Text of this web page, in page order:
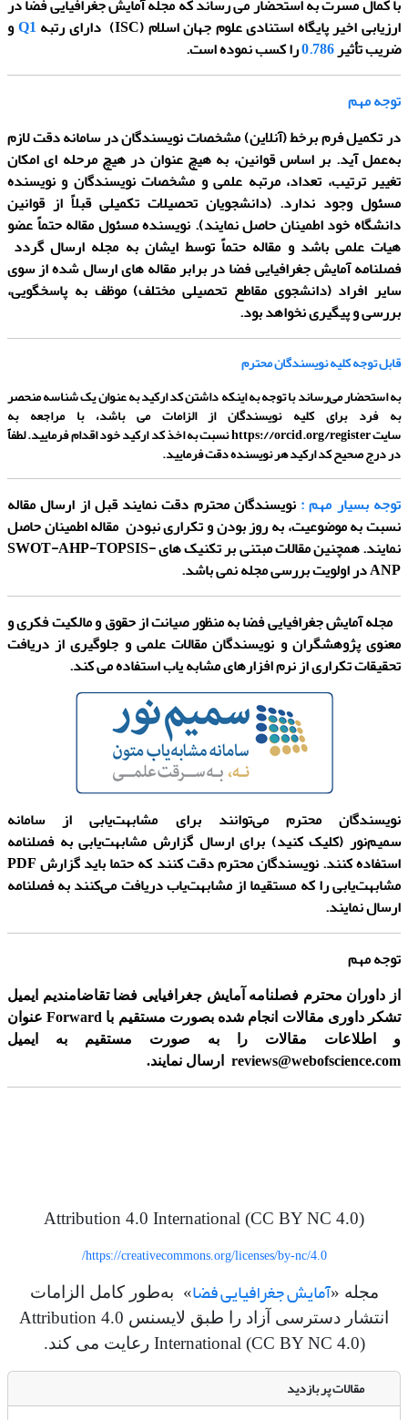
ارزیابی اخیر پایگاه استنادی علوم جهان اسلام (ISC) دارای رتبه
Q1و
ضریب تأثیر0.786را کسب نموده است.
توجه مهم
در تکمیل فرم برخط(آنلاین)مشخصات نویسندگان در سامانه دقت لازم
به‌عمل آید. بر اساس قوانین، به هیچ عنوان در هیچ مرحله ای امکان
تغییر ترتیب، تعداد، مرتبه علمی و مشخصات نویسندگان و نویسنده
مسئول وجود ندارد. (دانشجویان تحصیلات تکمیلی قبلاً از قوانین
دانشگاه خود اطمینان حاصل نمایند). نویسنده مسئول مقاله حتماً عضو
هیات علمی باشد و مقاله حتماً توسط ایشان به مجله ارسال گردد
فصلنامه آمایش جغرافیایی فضا در برابر مقاله های ارسال شده از سوی
سایر افراد (دانشجوی مقاطع تحصیلی مختلف) موظف به پاسخگویی،
بررسی و پیگیری نخواهد بود.
قابل توجه کلیه نویسندگان محترم
به استحضار می‌رساند با توجه به اینکه داشتن کد ارکید به عنوان یک شناسه منحصر
به فرد برای کلیه نویسندگان از الزامات می باشد، با مراجعه به
سایتhttps://orcid.org/register نسبت به اخذ کد ارکید خود اقدام فرمایید. لطفاً
در درج صحیح کد ارکید هر نویسنده دقت فرمایید.
توجه بسیار مهم : نویسندگان محترم دقت نمایند قبل از ارسال مقاله
نسبت به موضوعیت، به روز بودن و تکراری نبودن مقاله اطمینان حاصل
نمایند. همچنین مقالات مبتنی بر تکنیک­ های SWOT-AHP-TOPSIS-
ANP در اولویت بررسی مجله نمی باشد.
مجله آمایش جغرافیایی فضا به منظور صیانت از حقوق و مالکیت فکری و
معنوی پژوهشگران و نویسندگان مقالات علمی و جلوگیری از دریافت
تحقیقات تکراری از نرم افزارهای مشابه یاب استفاده می کند.
نویسندگان محترم می‌توانند برای مشابهت‌یابی از سامانه
سمیم‌نور (کلیک کنید) برای ارسال گزارش مشابهت‌یابی به فصلنامه
استفاده کنند. نویسندگان محترم دقت کنند که حتما باید گزارش PDF
مشابهت‌یابی را که مستقیما از مشابهت‌یاب دریافت می‌‌کنند به فصلنامه
ارسال نمایند.
توجه مهم
از داوران محترم فصلنامه آمایش جغرافیایی فضا تقاضامندیم ایمیل
تشکر داوری مقالات انجام شده بصورت مستقیم با Forward عنوان
و اطلاعات مقالات را به صورت مستقیم به ایمیل
reviews@webofscience.com ارسال نمایند.
https://creativecommons.org/licenses/by-nc/4.0/
مجله «آمایش جغرافیایی فضا» به‌طور کامل الزامات
انتشار دسترسی آزاد را طبق لایسنس Attribution 4.0
International (CC BY NC 4.0) رعایت می کند.
مقالات پر بازدید